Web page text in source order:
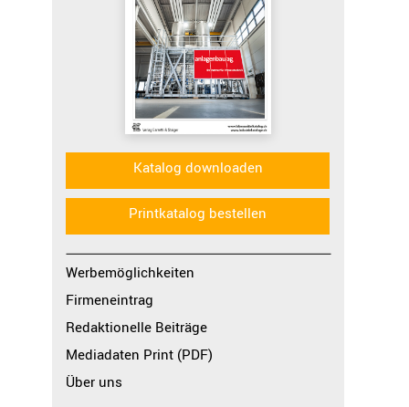
Katalog downloaden
Printkatalog bestellen
Werbemöglichkeiten
Firmeneintrag
Redaktionelle Beiträge
Mediadaten Print (PDF)
Über uns